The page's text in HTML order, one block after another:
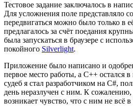
Тестовое задание заключалось в
Для усложнения поле представляло
передвигаться можно было только в
предлагалось за счёт поедания
была запускаться в браузере с
покойного Silverlight.
Приложение было написано и
первое место работы, а С++ остался
судеб я стал разработчиком на C#,
день неразлучен с ним. К сожалению,
возникает чувство, что с ним не всё в